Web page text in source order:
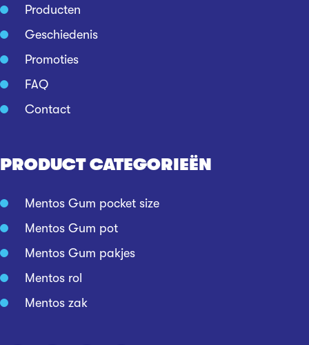
Producten
Geschiedenis
Promoties
FAQ
Contact
PRODUCT CATEGORIEËN
Mentos Gum pocket size
Mentos Gum pot
Mentos Gum pakjes
Mentos rol
Mentos zak